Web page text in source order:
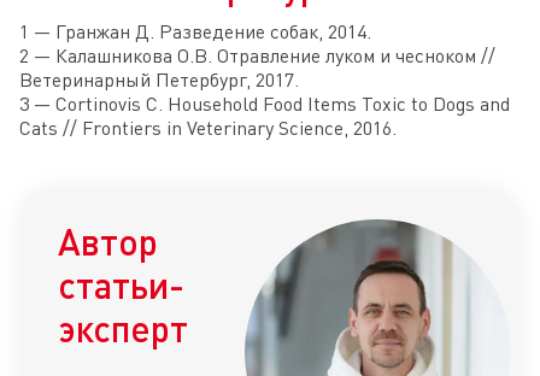
1 — Гранжан Д. Разведение собак, 2014.
2 — Калашникова О.В. Отравление луком и чесноком //
Ветеринарный Петербург, 2017.
3 — Cortinovis C. Household Food Items Toxic to Dogs and
Cats // Frontiers in Veterinary Science, 2016.
Автор
статьи-
эксперт